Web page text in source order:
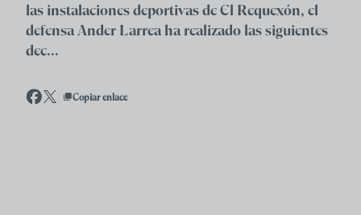
las instalaciones deportivas de El Requexón, el
defensa Ander Larrea ha realizado las siguientes
dec...
Copiar enlace